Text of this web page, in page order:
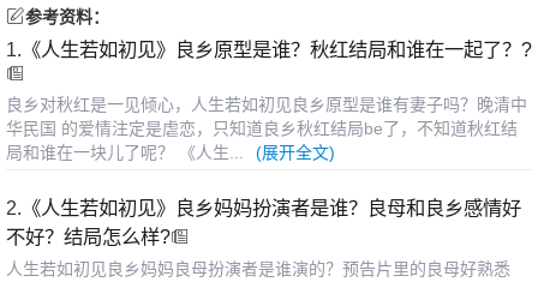
参考资料：
1. 《人生若如初见》良乡原型是谁？秋红结局和谁在一起了？?
良乡对秋红是一见倾心，人生若如初见良乡原型是谁有妻子吗？晚清中
华民国 的爱情注定是虐恋，只知道良乡秋红结局be了，不知道秋红结
局和谁在一块儿了呢？ 《人生...
(展开全文)
2. 《人生若如初见》良乡妈妈扮演者是谁？良母和良乡感情好
不好？结局怎么样?
人生若如初见良乡妈妈良母扮演者是谁演的？预告片里的良母好熟悉